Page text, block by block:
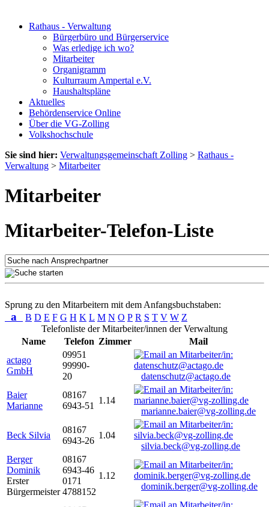
Rathaus - Verwaltung
Bürgerbüro und Bürgerservice
Was erledige ich wo?
Mitarbeiter
Organigramm
Kulturraum Ampertal e.V.
Haushaltspläne
Aktuelles
Behördenservice Online
Über die VG-Zolling
Volkshochschule
Sie sind hier: Verwaltungsgemeinschaft Zolling > Rathaus -
Verwaltung > Mitarbeiter
Mitarbeiter
Mitarbeiter-Telefon-Liste
Sprung zu den Mitarbeitern mit dem Anfangsbuchstaben:
a B D E F G H K L M N O P R S T V W Z
Telefonliste der Mitarbeiter/innen der Verwaltung
Name
Telefon Zimmer
Mail
actago
GmbH
09951
99990-
20
datenschutz@actago.de
Baier
Marianne
08167
6943-51
1.14
marianne.baier@vg-zolling.de
Beck Silvia
08167
6943-26
1.04
silvia.beck@vg-zolling.de
Berger
Dominik
Erster
Bürgermeister
08167
6943-46
0171
4788152
1.12
dominik.berger@vg-zolling.de